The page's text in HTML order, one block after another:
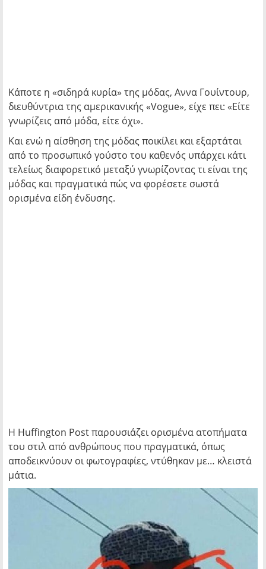
Κάποτε η «σιδηρά κυρία» της μόδας, Αννα Γουίντουρ,
διευθύντρια της αμερικανικής «Vogue», είχε πει: «Είτε
γνωρίζεις από μόδα, είτε όχι».
Και ενώ η αίσθηση της μόδας ποικίλει και εξαρτάται
από το προσωπικό γούστο του καθενός υπάρχει κάτι
τελείως διαφορετικό μεταξύ γνωρίζοντας τι είναι της
μόδας και πραγματικά πώς να φορέσετε σωστά
ορισμένα είδη ένδυσης.
Η Huffington Post παρουσιάζει ορισμένα ατοπήματα
του στιλ από ανθρώπους που πραγματικά, όπως
αποδεικνύουν οι φωτογραφίες, ντύθηκαν με… κλειστά
μάτια.